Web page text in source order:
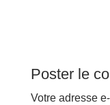
Poster le
Votre adresse